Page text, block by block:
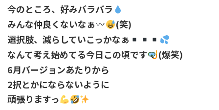
今のところ、好みバラバラ
みんな仲良くないなぁ
(笑)
選択肢、減らしていこっかなぁ
なんて考え始めてる今日この頃です
(爆笑)
6月バージョンあたりから
2択とかにならないように
頑張りますっ